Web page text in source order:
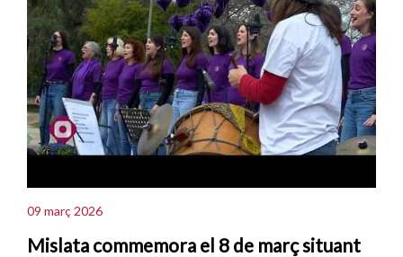
09 març 2026
Mislata commemora el 8 de març situant